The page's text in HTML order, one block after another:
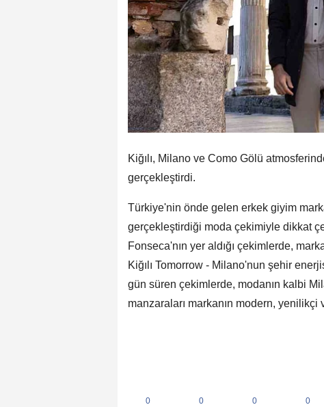
Kiğılı, Milano ve Como Gölü
gerçekleştirdi.
Türkiye'nin önde gelen erkek giyim
gerçekleştirdiği moda çekimiyle dikkat
Fonseca'nın yer aldığı çekimlerde,
Kiğılı Tomorrow - Milano'nun şehir
gün süren çekimlerde, modanın kalbi
manzaraları markanın modern, yenilikçi